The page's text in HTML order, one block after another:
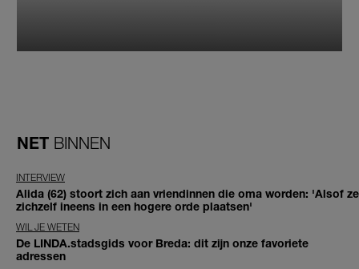
NET BINNEN
INTERVIEW
Alida (62) stoort zich aan vriendinnen die oma worden: 'Alsof ze
zichzelf ineens in een hogere orde plaatsen'
WIL JE WETEN
De LINDA.stadsgids voor Breda: dit zijn onze favoriete
adressen